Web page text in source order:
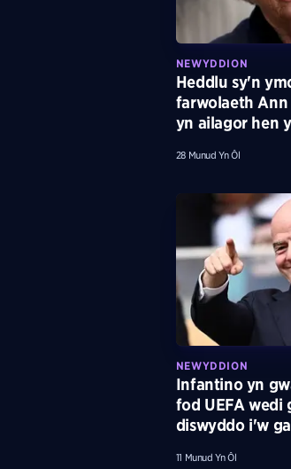
NEWYDDION
Heddlu sy'n
farwolaeth
yn ailagor hen
28 Munud Yn Ôl
NEWYDDION
Infantino yn
fod UEFA wedi
diswyddo i'w
11 Munud Yn Ôl